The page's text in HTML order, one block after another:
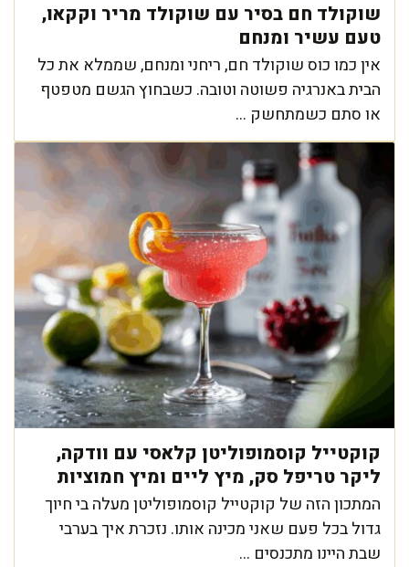
שוקולד חם בסיר עם שוקולד מריר וקקאו,
טעם עשיר ומנחם
אין כמו כוס שוקולד חם, ריחני ומנחם, שממלא את כל
הבית באנרגיה פשוטה וטובה. כשבחוץ הגשם מטפטף
או סתם כשמתחשק ...
קוקטייל קוסמופוליטן קלאסי עם וודקה,
ליקר טריפל סק, מיץ ליים ומיץ חמוציות
המתכון הזה של קוקטייל קוסמופוליטן מעלה בי חיוך
גדול בכל פעם שאני מכינה אותו. נזכרת איך בערבי
שבת היינו מתכנסים ...